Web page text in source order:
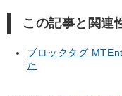
この記事と関連
ブロックタグ
た